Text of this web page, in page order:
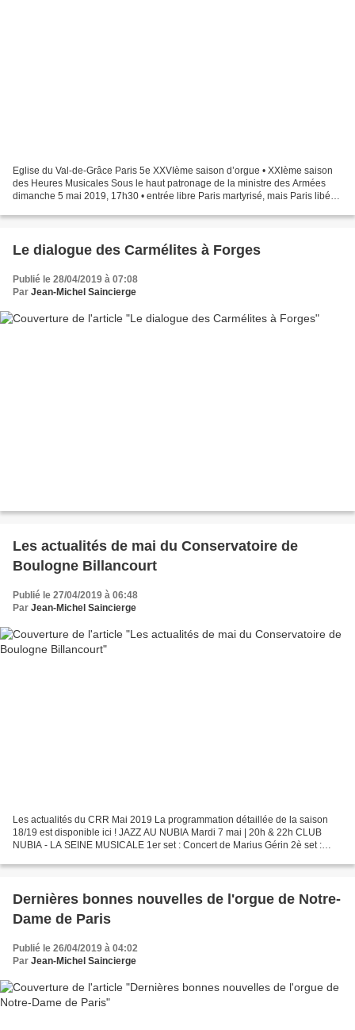
Eglise du Val-de-Grâce Paris 5e XXVIème saison d’orgue • XXIème saison
des Heures Musicales Sous le haut patronage de la ministre des Armées
dimanche 5 mai 2019, 17h30 • entrée libre Paris martyrisé, mais Paris libéré
Le dialogue des Carmélites à Forges
Publié le 28/04/2019 à 07:08
Par Jean-Michel Saincierge
Les actualités de mai du Conservatoire de
Boulogne Billancourt
Publié le 27/04/2019 à 06:48
Par Jean-Michel Saincierge
Les actualités du CRR Mai 2019 La programmation détaillée de la saison
18/19 est disponible ici ! JAZZ AU NUBIA Mardi 7 mai | 20h & 22h CLUB
NUBIA - LA SEINE MUSICALE 1er set : Concert de Marius Gérin 2è set :
Dernières bonnes nouvelles de l'orgue de Notre-
Dame de Paris
Publié le 26/04/2019 à 04:02
Par Jean-Michel Saincierge